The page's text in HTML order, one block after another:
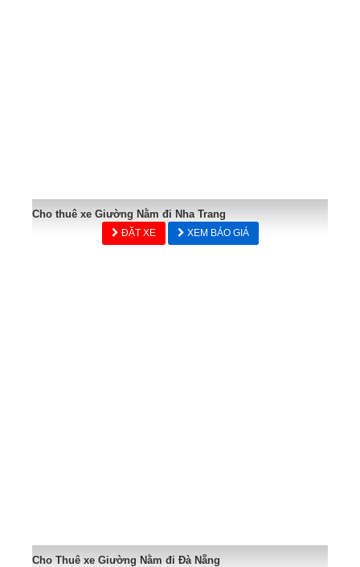
Cho thuê xe Giường Nằm đi Nha Trang
ĐẶT XE XEM BÁO GIÁ
Cho Thuê xe Giường Nằm đi Đà Nẵng